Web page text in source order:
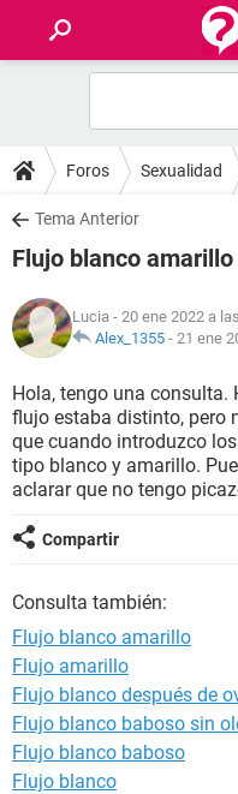
FOROS
SALUD
FAMILIA
NUTRICIÓN
BIENESTAR
SEXUALIDAD
GLOSARIO
Foros Sexualidad
Tema Anterior
Flujo blanco amarillo
Lucia - 20 ene 2022 a
Alex_1355 - 21 ene
Hola, tengo una consulta.
flujo estaba distinto, pero
que cuando introduzco
tipo blanco y amarillo.
aclarar que no tengo
Compartir
Consulta también:
Flujo blanco amarillo
Flujo amarillo
Flujo blanco después de
Flujo blanco baboso sin
Flujo blanco baboso
Flujo blanco